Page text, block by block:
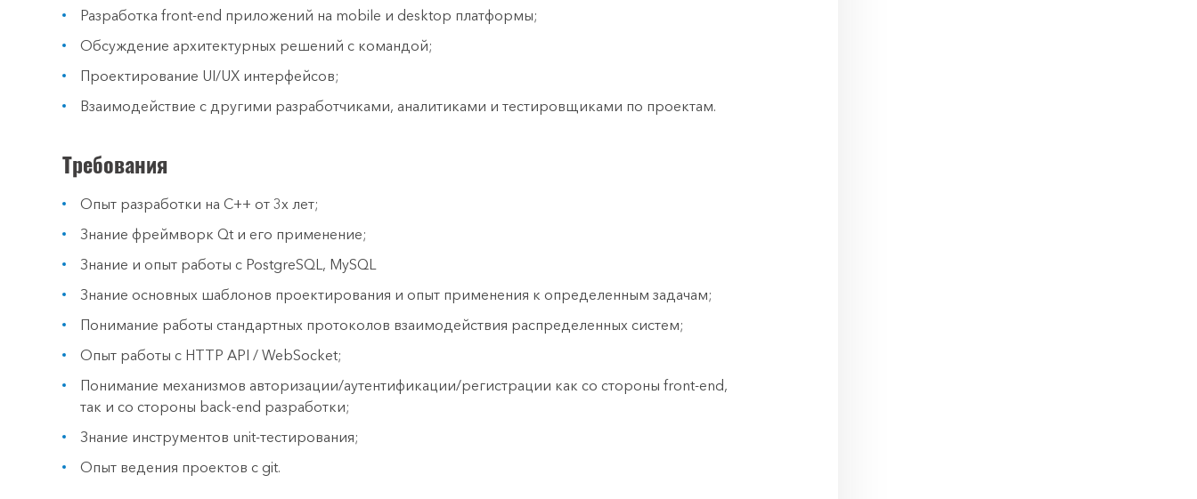
Разработка front-end приложений на mobile и desktop платформы;
Обсуждение архитектурных решений с командой;
Проектирование UI/UX интерфейсов;
Взаимодействие с другими разработчиками, аналитиками и тестировщиками по проектам.
Требования
Опыт разработки на C++ от 3х лет;
Знание фреймворк Qt и его применение;
Знание и опыт работы с PostgreSQL, MySQL
Знание основных шаблонов проектирования и опыт применения к определенным задачам;
Понимание работы стандартных протоколов взаимодействия распределенных систем;
Опыт работы с HTTP API / WebSocket;
Понимание механизмов авторизации/аутентификации/регистрации как со стороны front-end,
так и со стороны back-end разработки;
Знание инструментов unit-тестирования;
Опыт ведения проектов с git.